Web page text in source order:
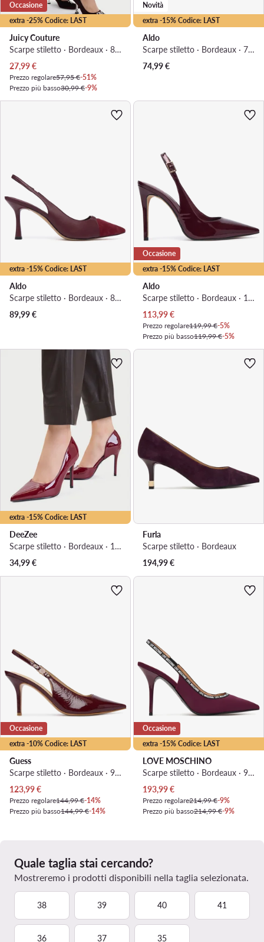
extra -25% Codice: LAST
Occasione
Juicy Couture
Scarpe stiletto · Bordeaux · 8 cm
Prezzo attuale
27,99€
Prezzo regolare57,95 €-51%
Prezzo più basso30,99 €-9%
extra -15% Codice: LAST
Novità
Aldo
Scarpe stiletto · Bordeaux · 7.5 cm
74,99€
extra -15% Codice: LAST
Aldo
Scarpe stiletto · Bordeaux · 8 cm
89,99€
extra -15% Codice: LAST
Occasione
Aldo
Scarpe stiletto · Bordeaux · 10 cm
Prezzo attuale
113,99€
Prezzo regolare119,99 €-5%
Prezzo più basso119,99 €-5%
extra -15% Codice: LAST
DeeZee
Scarpe stiletto · Bordeaux · 10 cm
34,99€
Furla
Scarpe stiletto · Bordeaux
194,99€
extra -10% Codice: LAST
Occasione
Guess
Scarpe stiletto · Bordeaux · 9 cm
Prezzo attuale
123,99€
Prezzo regolare144,99 €-14%
Prezzo più basso144,99 €-14%
extra -15% Codice: LAST
Occasione
LOVE MOSCHINO
Scarpe stiletto · Bordeaux · 9.5 cm
Prezzo attuale
193,99€
Prezzo regolare214,99 €-9%
Prezzo più basso214,99 €-9%
Quale taglia stai cercando?
Mostreremo i prodotti disponibili nella taglia selezionata.
38 39 40 41
36 37 35